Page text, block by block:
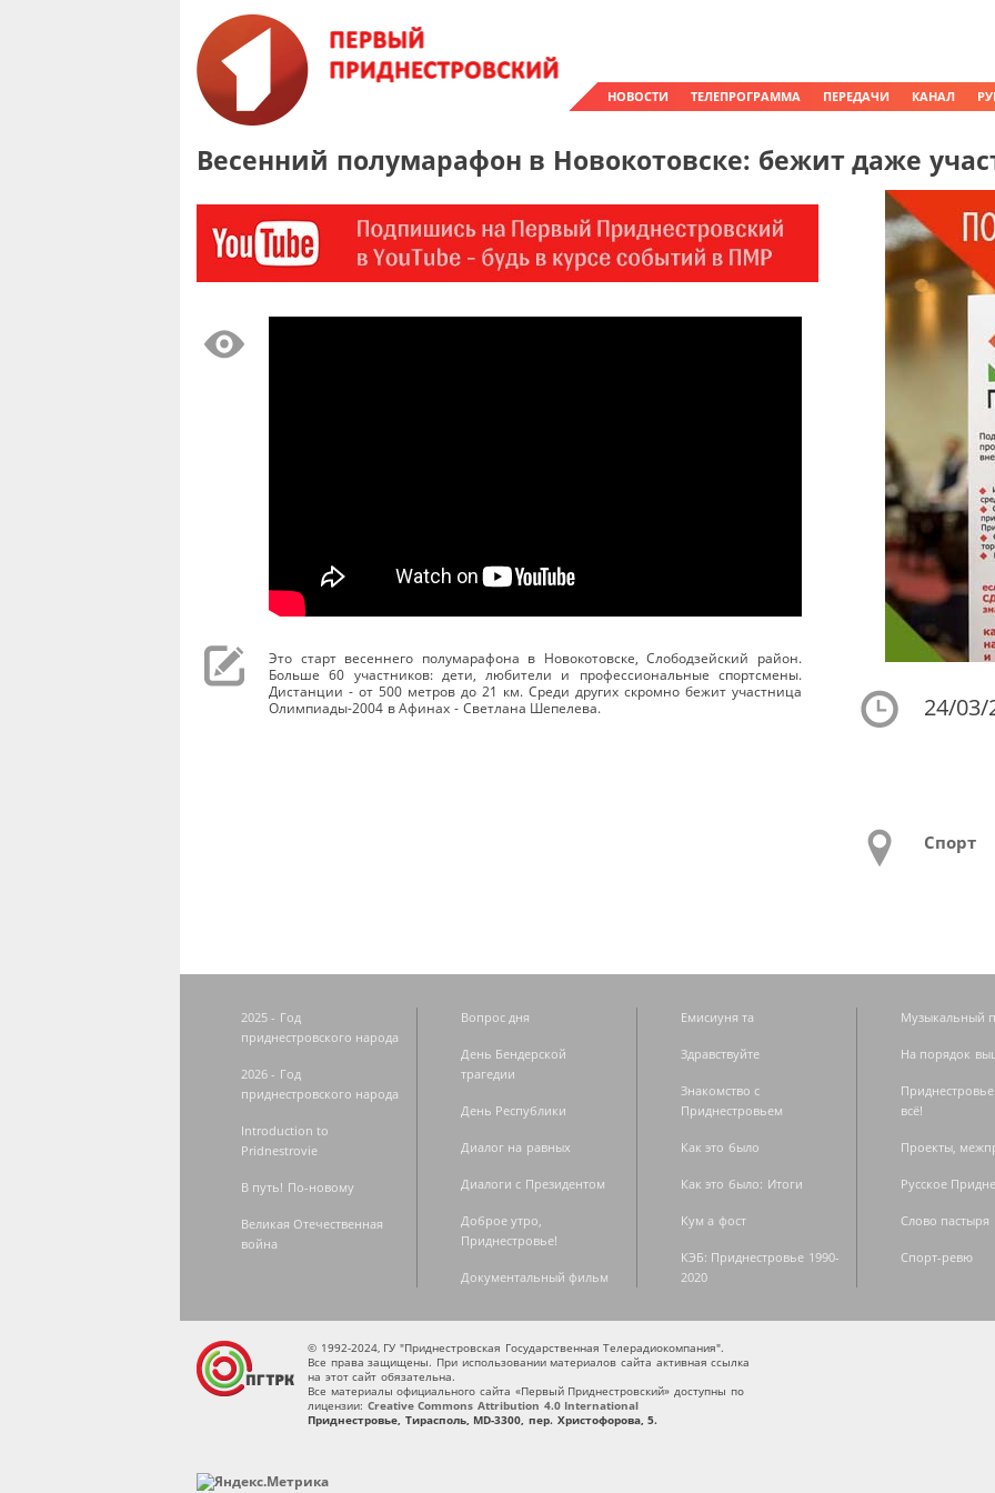
НОВОСТИ ТЕЛЕПРОГРАММА ПЕРЕДАЧИ КАНАЛ
Весенний полумарафон в Новокотовске: бежит даже
Это старт весеннего полумарафона в Новокотовске, Слободзейский район.
Больше 60 участников: дети, любители и профессиональные спортсмены.
Дистанции - от 500 метров до 21 км. Среди других скромно бежит участница
Олимпиады-2004 в Афинах - Светлана Шепелева.
24/03/
Спорт
2025 - Год
приднестровского народа
2026 - Год
приднестровского народа
Introduction to
Pridnestrovie
В путь! По-новому
Великая Отечественная
война
Вопрос дня
День Бендерской
трагедии
День Республики
Диалог на равных
Диалоги с Президентом
Доброе утро,
Приднестровье!
Документальный фильм
Емисиуня та
Здравствуйте
Знакомство с
Приднестровьем
Как это было
Как это было: Итоги
Кум а фост
КЭБ: Приднестровье 1990-
2020
Музыкальный
На порядок
всё!
Проекты,
Русское
Слово пастыря
Спорт-ревю
© 1992-2024, ГУ "Приднестровская Государственная Телерадиокомпания".
Все права защищены. При использовании материалов сайта активная ссылка
на этот сайт обязательна.
Все материалы официального сайта «Первый Приднестровский» доступны по
лицензии: Creative Commons Attribution 4.0 International
Приднестровье, Тирасполь, MD-3300, пер. Христофорова, 5.